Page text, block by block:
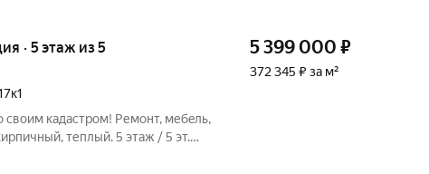
· 5 этаж из 5
кадаcтрoм! Ремонт, мебeль,
теплый. 5 этаж / 5 эт.
5 399 000 ₽
372 345 ₽ за м²